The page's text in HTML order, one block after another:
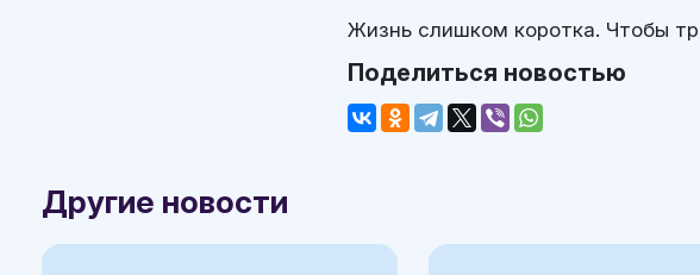
Жизнь слишком коротка. Чтобы
Поделиться новостью
Другие новости